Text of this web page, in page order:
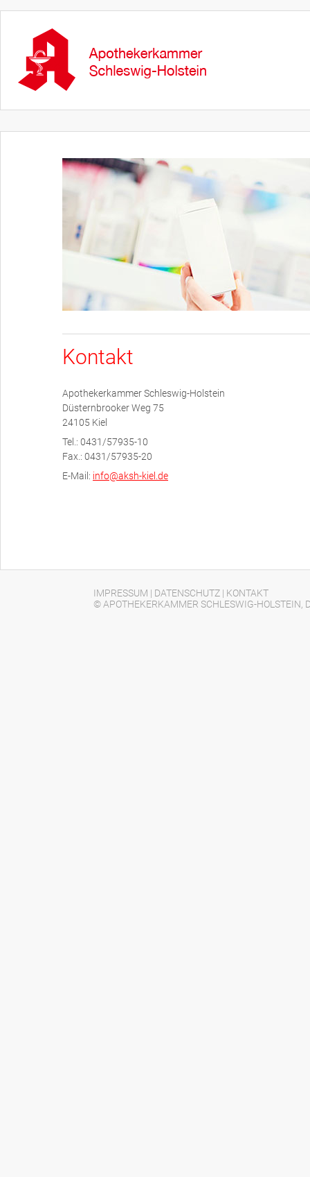
Kontakt
Apothekerkammer Schleswig-Holstein
Düsternbrooker Weg 75
24105 Kiel
Tel.: 0431/57935-10
Fax.: 0431/57935-20
E-Mail: info@aksh-kiel.de
IMPRESSUM | DATENSCHUTZ | KONTAKT
© APOTHEKERKAMMER SCHLESWIG-HOLSTEIN,